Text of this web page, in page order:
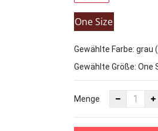
One Size
Gewählte Farbe: grau
Gewählte Größe: One
Menge